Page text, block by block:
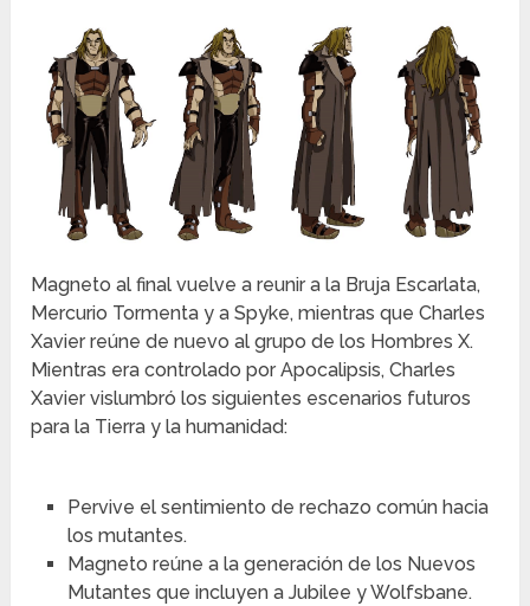
Magneto al final vuelve a reunir a la Bruja Escarlata,
Mercurio Tormenta y a Spyke, mientras que Charles
Xavier reúne de nuevo al grupo de los Hombres X.
Mientras era controlado por Apocalipsis, Charles
Xavier vislumbró los siguientes escenarios futuros
para la Tierra y la humanidad:
Pervive el sentimiento de rechazo común hacia
los mutantes.
Magneto reúne a la generación de los Nuevos
Mutantes que incluyen a Jubilee y Wolfsbane.